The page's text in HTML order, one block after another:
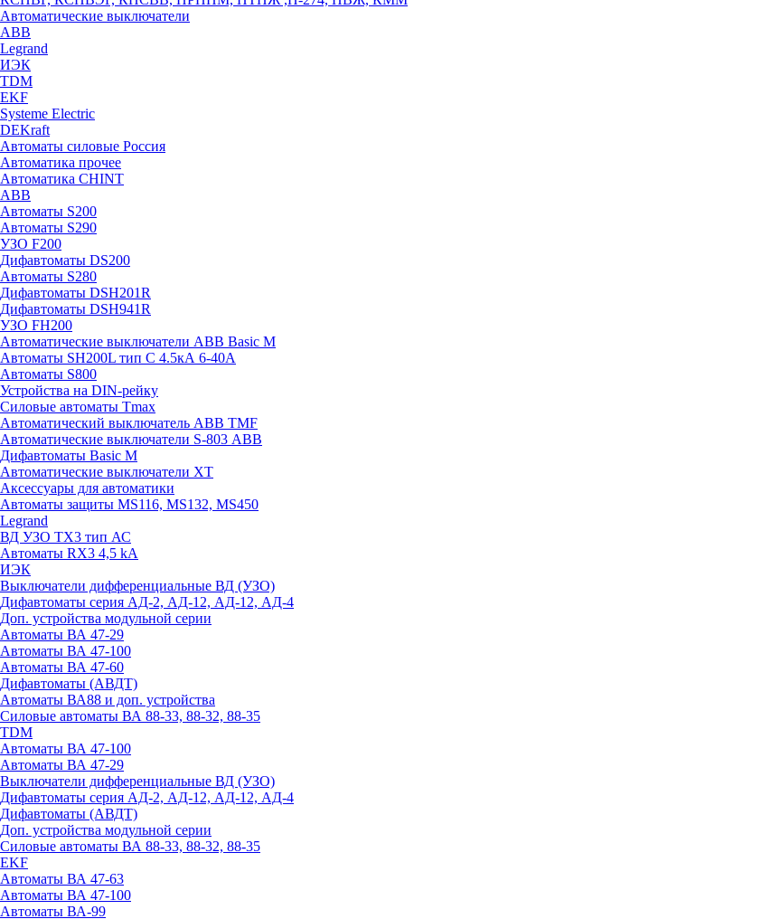
Автоматические выключатели
ABB
Legrand
ИЭК
TDM
EKF
Systeme Electric
DEKraft
Автоматы силовые Россия
Автоматика прочее
Автоматика CHINT
ABB
Автоматы S200
Автоматы S290
УЗО F200
Дифавтоматы DS200
Автоматы S280
Дифавтоматы DSH201R
Дифавтоматы DSH941R
УЗО FH200
Автоматические выключатели ABB Basic M
Автоматы SH200L тип С 4.5кА 6-40А
Автоматы S800
Устройства на DIN-рейку
Силовые автоматы Tmax
Автоматический выключатель ABB TMF
Автоматические выключатели S-803 АВВ
Дифавтоматы Basic M
Автоматические выключатели XT
Аксессуары для автоматики
Автоматы защиты MS116, MS132, MS450
Legrand
ВД УЗО TX3 тип АС
Автоматы RX3 4,5 kA
ИЭК
Выключатели дифференциальные ВД (УЗО)
Дифавтоматы серия АД-2, АД-12, АД-12, АД-4
Доп. устройства модульной серии
Автоматы ВА 47-29
Автоматы ВА 47-100
Автоматы ВА 47-60
Дифавтоматы (АВДТ)
Автоматы ВА88 и доп. устройства
Силовые автоматы ВА 88-33, 88-32, 88-35
TDM
Автоматы ВА 47-100
Автоматы ВА 47-29
Выключатели дифференциальные ВД (УЗО)
Дифавтоматы серия АД-2, АД-12, АД-12, АД-4
Дифавтоматы (АВДТ)
Доп. устройства модульной серии
Силовые автоматы ВА 88-33, 88-32, 88-35
EKF
Автоматы ВА 47-63
Автоматы ВА 47-100
Автоматы ВА-99